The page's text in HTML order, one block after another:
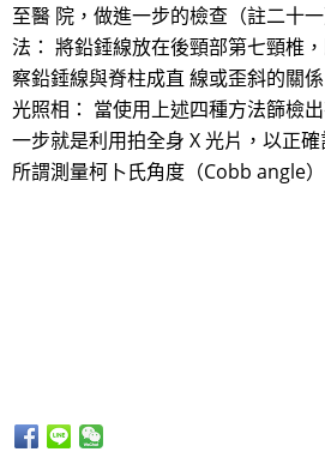
至醫 院，做進一步的檢查（註二十
法： 將鉛錘線放在後頸部第七頸椎
察鉛錘線與脊柱成直 線或歪斜的關
光照相： 當使用上述四種方法篩檢
一步就是利用拍全身 X 光片，以正
所謂測量柯卜氏角度（Cobb angle）